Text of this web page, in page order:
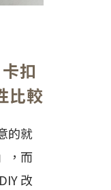
扣
比較
的就
，而
改